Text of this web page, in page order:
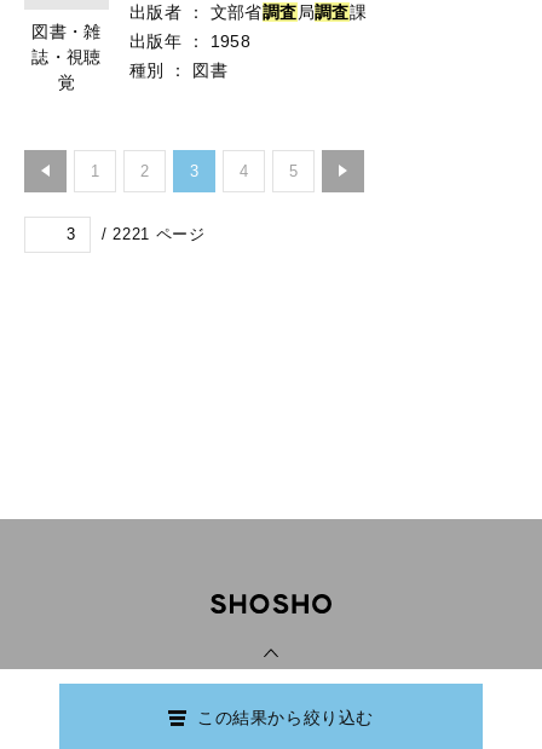
図書・雑
誌・視聴
覚
出版者 ： 文部省調査局調査課
出版年
：
1958
種別
： 図書
1 2 3 4 5
/ 2221 ページ
この結果から絞り込む
Copyright © Ishikawa Prefectural Library.